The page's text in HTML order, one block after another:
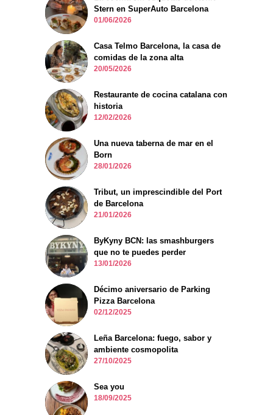
Stern en SuperAuto Barcelona
01/06/2026
Casa Telmo Barcelona, la casa de
comidas de la zona alta
20/05/2026
Restaurante de cocina catalana con
historia
12/02/2026
Una nueva taberna de mar en el
Born
28/01/2026
Tribut, un imprescindible del Port
de Barcelona
21/01/2026
ByKyny BCN: las smashburgers
que no te puedes perder
13/01/2026
Décimo aniversario de Parking
Pizza Barcelona
02/12/2025
Leña Barcelona: fuego, sabor y
ambiente cosmopolita
27/10/2025
Sea you
18/09/2025